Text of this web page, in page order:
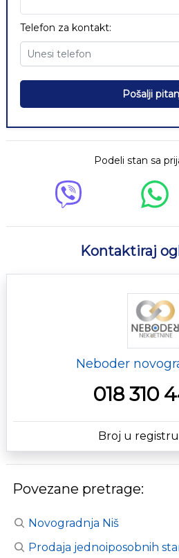
Telefon za kontakt:
Pošalji
Podeli stan sa
Kontaktiraj
Neboder
018 310
Broj u
Povezane pretrage:
Novogradnja Niš
Prodaja jednoiposobnih